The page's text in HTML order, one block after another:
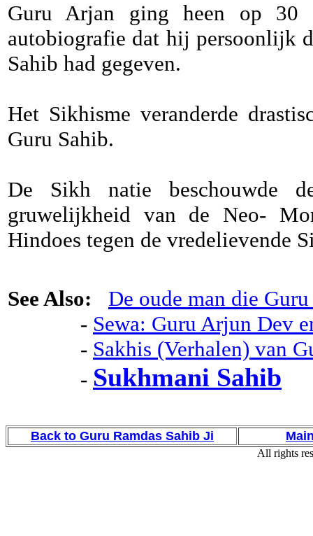
Guru Arjan ging heen op 30
autobiografie dat hij persoonlijk
Sahib had gegeven.
Het Sikhisme veranderde
Guru Sahib.
De Sikh natie beschouwde
gruwelijkheid van de Neo-
Hindoes tegen de vredelievende
See Also: De oude man die
- Sewa: Guru Arjun Dev
- Sakhis (Verhalen) van
- Sukhmani Sahib
Back to Guru Ramdas Sahib Ji
All rights